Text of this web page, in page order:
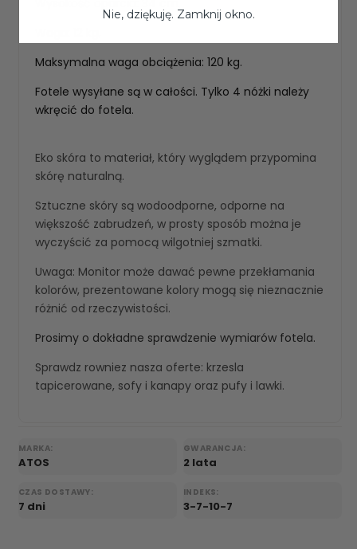
Maksymalna waga obciążenia: 120 kg.
Fotele wysyłane są w całości. Tylko 4 nóżki należy
wkręcić do fotela.
Eko skóra to materiał, który wyglądem przypomina
skórę naturalną.
Sztuczne skóry są wodoodporne, odporne na
większość zabrudzeń, w prosty sposób można je
wyczyścić za pomocą wilgotniej szmatki.
Uwaga: Monitor może dawać pewne przekłamania
kolorów, prezentowane kolory mogą się nieznacznie
różnić od rzeczywistości.
Prosimy o dokładne sprawdzenie wymiarów fotela.
Sprawdz rowniez nasza oferte: krzesla
tapicerowane, sofy i kanapy oraz pufy i lawki.
MARKA:
ATOS
GWARANCJA:
2 lata
CZAS DOSTAWY:
7 dni
INDEKS:
3-7-10-7
Nie, dziękuję. Zamknij okno.